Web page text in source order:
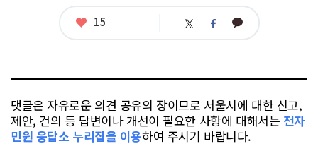
좋
15 트 페 카
댓글은 자유로운 의견 공유의 장이므로 서울시에 대한 신고,
제안, 건의 등 답변이나 개선이 필요한 사항에 대해서는 전자
민원 응답소 누리집을 이용하여 주시기 바랍니다.